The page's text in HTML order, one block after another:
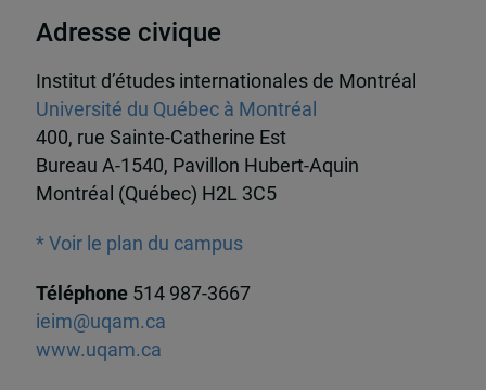
Adresse civique
Institut d’études internationales de Montréal
Université du Québec à Montréal
400, rue Sainte-Catherine Est
Bureau A-1540, Pavillon Hubert-Aquin
Montréal (Québec) H2L 3C5
* Voir le plan du campus
Téléphone 514 987-3667
ieim@uqam.ca
www.uqam.ca